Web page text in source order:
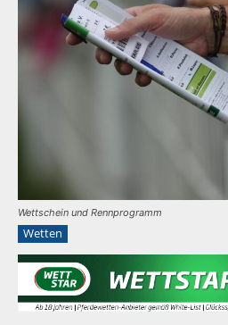
Wettschein und Rennprogramm
Wetten